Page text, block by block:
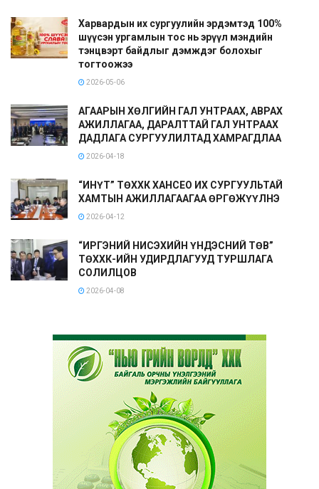
Харвардын их сургуулийн эрдэмтэд 100%
шүүсэн ургамлын тос нь эрүүл мэндийн
тэнцвэрт байдлыг дэмждэг болохыг
тогтоожээ
2026-05-06
АГААРЫН ХӨЛГИЙН ГАЛ УНТРААХ, АВРАХ
АЖИЛЛАГАА, ДАРАЛТТАЙ ГАЛ УНТРААХ
ДАДЛАГА СУРГУУЛИЛТАД ХАМРАГДЛАА
2026-04-18
“ИНҮТ” ТӨХХК ХАНСЕО ИХ СУРГУУЛЬТАЙ
ХАМТЫН АЖИЛЛАГААГАА ӨРГӨЖҮҮЛНЭ
2026-04-12
“ИРГЭНИЙ НИСЭХИЙН ҮНДЭСНИЙ ТӨВ”
ТӨХХК-ИЙН УДИРДЛАГУУД ТУРШЛАГА
СОЛИЛЦОВ
2026-04-08